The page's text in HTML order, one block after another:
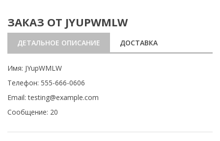
ЗАКАЗ ОТ JYUPWMLW
ДЕТАЛЬНОЕ ОПИСАНИЕ ДОСТАВКА
Имя: JYupWMLW
Телефон: 555-666-0606
Email: testing@example.com
Сообщение: 20